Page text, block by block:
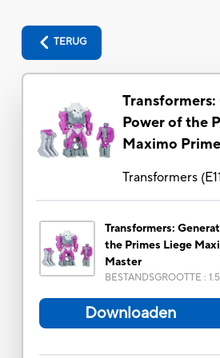
TERUG
Power of the
Maximo
Transformers(
Transformers:
the Primes Liege
Master
BESTANDSGROOTTE :
Downloaden